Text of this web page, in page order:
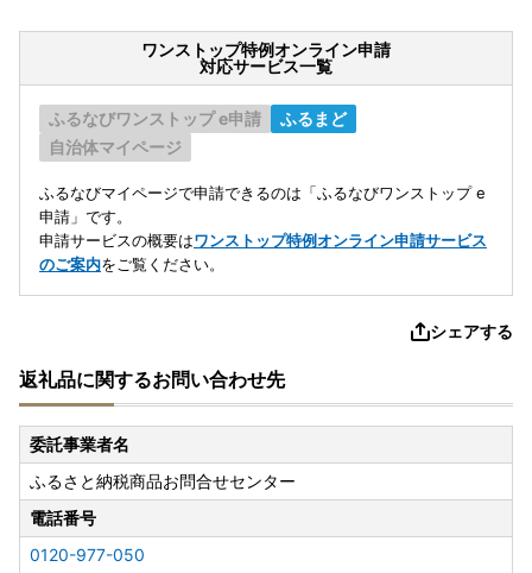
ワンストップ特例オンライン申請
対応サービス一覧
ふるなびワンストップ e申請
ふるまど
自治体マイページ
ふるなびマイページで申請できるのは「ふるなびワンストップ e
申請」です。
申請サービスの概要はワンストップ特例オンライン申請サービス
のご案内をご覧ください。
シェアする
返礼品に関するお問い合わせ先
委託事業者名
ふるさと納税商品お問合せセンター
電話番号
0120-977-050